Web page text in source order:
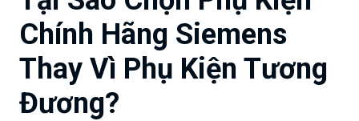
Chính Hãng Siemens
Thay Vì Phụ Kiện Tương
Đương?